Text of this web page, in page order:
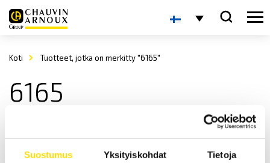
Suostumus Yksityiskohdat Tietoja
Koti Tuotteet, jotka on merkitty "6165"
6165